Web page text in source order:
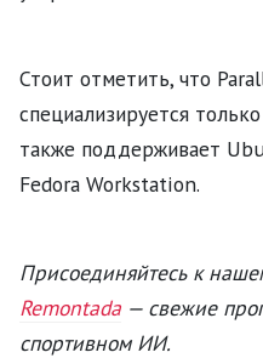
Стоит отметить, что
специализируется
также поддерживает
Fedora Workstation.
Присоединяйтесь к
Remontada — свежие
спортивном ИИ.